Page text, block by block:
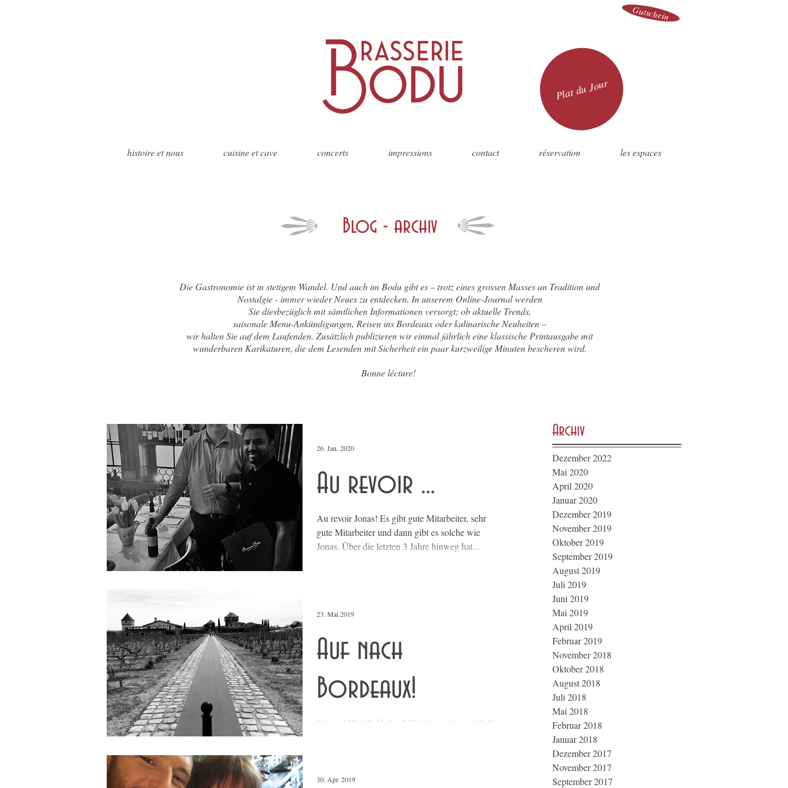
Plat du Jour
Gutschein
histoire et nous cuisine et cave concerts impressions contact réservation les espaces
Blog - archiv
Die Gastronomie ist in stetigem Wandel. Und auch im Bodu gibt es – trotz eines grossen Masses an Tradition und
Nostalgie - immer wieder Neues zu entdecken. In unserem Online-Journal werden
Sie diesbezüglich mit sämtlichen Informationen versorgt; ob aktuelle Trends,
saisonale Menu-Ankündigungen, Reisen ins Bordeaux oder kulinarische Neuheiten –
wir halten Sie auf dem Laufenden. Zusätzlich publizieren wir einmal jährlich eine klassische Printausgabe mit
wunderbaren Karikaturen, die dem Lesenden mit Sicherheit ein paar kurzweilige Minuten bescheren wird.
Bonne lécture!
Au revoir ...
Au revoir Jonas! Es gibt gute Mitarbeiter, sehr
gute Mitarbeiter und dann gibt es solche wie
Jonas. Über die letzten 3 Jahre hinweg hat...
26. Jan. 2020
Auf nach
Bordeaux!
Sie sind Weinliebhaber? Sie interessieren sich für
23. Mai 2019
30. Apr. 2019
Archiv
Dezember 2022
Mai 2020
April 2020
Januar 2020
Dezember 2019
November 2019
Oktober 2019
September 2019
August 2019
Juli 2019
Juni 2019
Mai 2019
April 2019
Februar 2019
November 2018
Oktober 2018
August 2018
Juli 2018
Mai 2018
Februar 2018
Januar 2018
Dezember 2017
November 2017
September 2017